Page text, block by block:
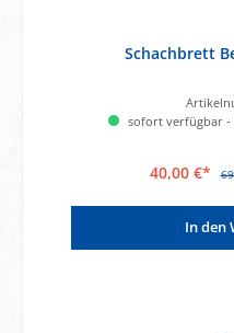
Schachbrett
sofort verfügbar -
40,00 €*
In den